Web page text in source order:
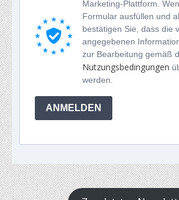
Marketing-Plattform.
Formular ausfüllen und
bestätigen Sie, dass die
angegebenen
zur Bearbeitung gemäß
Nutzungsbedingungen
werden.
ANMELDEN